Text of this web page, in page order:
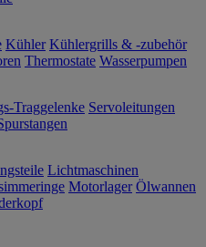
Kühler Kühlergrills & -zubehör
Thermostate Wasserpumpen
Traggelenke Servoleitungen
Lichtmaschinen
Motorlager Ölwannen